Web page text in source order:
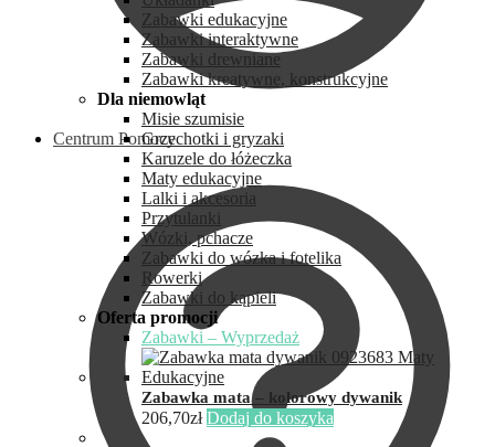
Centrum Pomocy
Zabawki edukacyjne
Zabawki interaktywne
Zabawki drewniane
Zabawki kreatywne, konstrukcyjne
Dla niemowląt
Misie szumisie
Grzechotki i gryzaki
Karuzele do łóżeczka
Maty edukacyjne
Lalki i akcesoria
Przytulanki
Wózki, pchacze
Zabawki do wózka i fotelika
Rowerki
Zabawki do kąpieli
Oferta promocji
Zabawki – Wyprzedaż
Zabawka mata – kolorowy dywanik
206,70zł Dodaj do koszyka